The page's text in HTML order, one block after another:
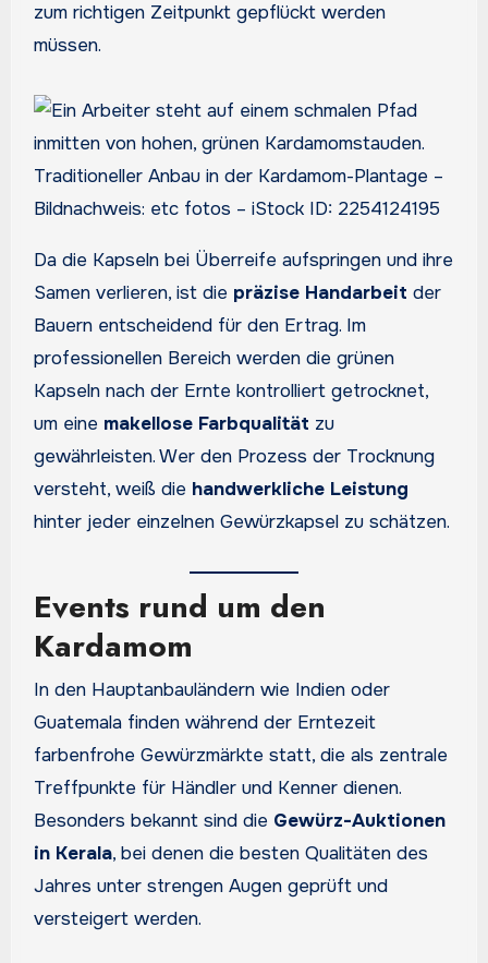
zum richtigen Zeitpunkt gepflückt werden
müssen.
Traditioneller Anbau in der Kardamom-Plantage –
Bildnachweis: etc fotos – iStock ID: 2254124195
Da die Kapseln bei Überreife aufspringen und ihre
Samen verlieren, ist die präzise Handarbeit der
Bauern entscheidend für den Ertrag. Im
professionellen Bereich werden die grünen
Kapseln nach der Ernte kontrolliert getrocknet,
um eine makellose Farbqualität zu
gewährleisten. Wer den Prozess der Trocknung
versteht, weiß die handwerkliche Leistung
hinter jeder einzelnen Gewürzkapsel zu schätzen.
Events rund um den
Kardamom
In den Hauptanbauländern wie Indien oder
Guatemala finden während der Erntezeit
farbenfrohe Gewürzmärkte statt, die als zentrale
Treffpunkte für Händler und Kenner dienen.
Besonders bekannt sind die Gewürz-Auktionen
in Kerala, bei denen die besten Qualitäten des
Jahres unter strengen Augen geprüft und
versteigert werden.